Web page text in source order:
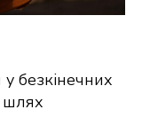
безкінечних
шлях